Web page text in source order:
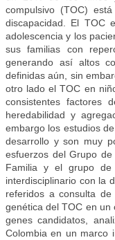
compulsivo (TOC)
discapacidad. El TOC
adolescencia y los
sus familias con
generando así altos
definidas aún, sin
otro lado el TOC en
consistentes factores
heredabilidad y
embargo los estudios
desarrollo y son muy
esfuerzos del Grupo
Familia y el grupo de
interdisciplinario con la
referidos a consulta
genética del TOC en un
genes candidatos,
Colombia en un marco